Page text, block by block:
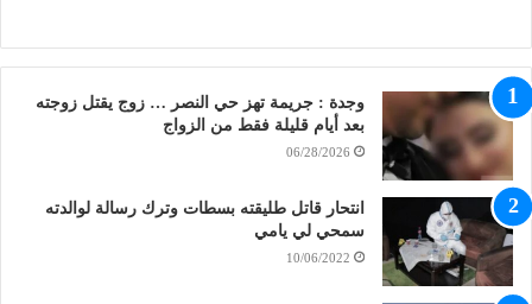
وجدة : جريمة تهز حي النصر … زوج يقتل زوجته
بعد أيام قليلة فقط من الزواج
06/28/2026
انتحار قاتل طليقته بسطات وترك رسالة لوالدته
سمحي لي يامي
10/06/2022